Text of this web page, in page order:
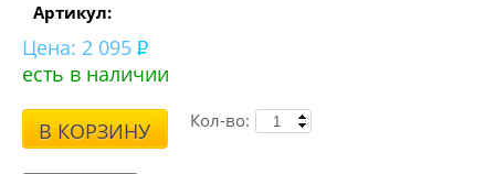
Артикул:
Цена: 2 095
есть в наличии
В КОРЗИНУ Кол-во: